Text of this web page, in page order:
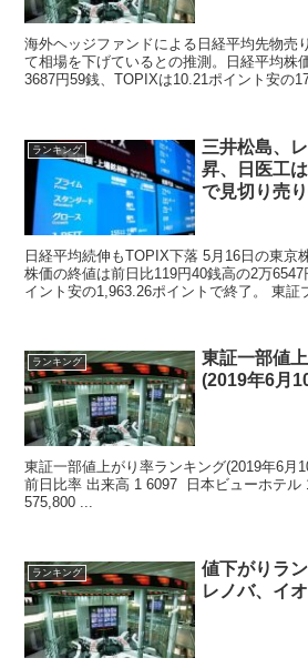
海外ヘッジファンドによる日経平均先物売
て相場を下げているとの推測。日経平均株
3687円59銭、TOPIXは10.21ポイント安の
ランキング
三井松島、
昇、日医工
で見切り売
日経平均続伸もTOPIX下落 5月16日の東京株式市場は続伸、日経平均
株価の終値は前日比119円40銭高の2万
イント安の1,963.26ポイントで終了。 東証プライム市場の値上がり
ランキング
東証一部値
(2019年6月
東証一部値上がり率ランキング(2019年6月10日) 銘柄 現在値
前日比率 出来高 1 6097 日本ビューホテル 1,317.00 194 17.28%
575,800 ...
ランキング
値下がりラ
レノバ、イ